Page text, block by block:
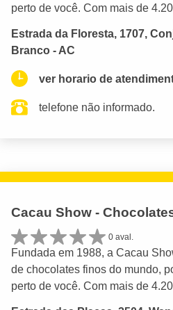
perto de você. Com mais de
Estrada da Floresta, 1707,
Branco - AC
ver horario de
telefone não informado.
Cacau Show -
0 aval.
Fundada em 1988, a Cacau
de chocolates finos do mundo,
perto de você. Com mais de